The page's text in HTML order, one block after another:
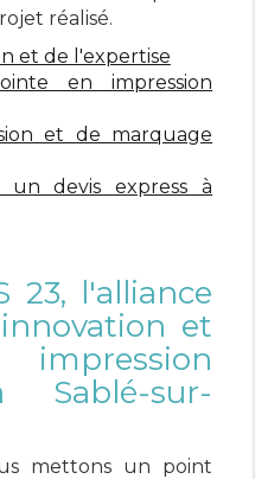
réalisé.
et de l'expertise
en impression
et de marquage
un devis express à
23, l'alliance
et
Sablé-sur-
mettons un point